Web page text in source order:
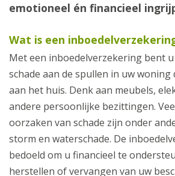
emotioneel én financieel
Wat is een
Met een inboedelverzekering bent
schade aan de spullen in uw
aan het huis. Denk aan meubels,
andere persoonlijke bezittingen.
oorzaken van schade zijn onder
storm en waterschade. De
bedoeld om u financieel te
herstellen of vervangen van uw